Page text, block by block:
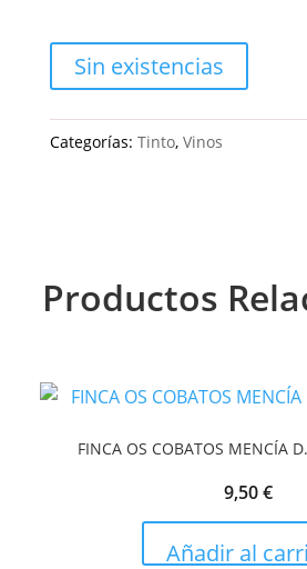
Sin existencias
Categorías: Tinto, Vinos
Productos
FINCA OS COBATOS MENCÍA
9,50€
Añadir al